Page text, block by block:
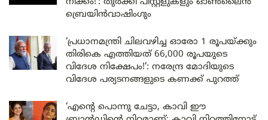
ബ്രെയിൻവാഷിംഗും
‘പ്രധാനമന്ത്രി ചിലവഴിച്ച ഓരോ 1 രൂപയ്ക്കും
തിരികെ എത്തിയത് 66,000 രൂപയുടെ
വിദേശ നിക്ഷേപം!’: നരേന്ദ്ര മോദിയുടെ
വിദേശ പര്യടനങ്ങളുടെ കണക്ക് പുറത്ത്
‘എന്റെ പൊന്നു ചേട്ടാ, കാവി ഈ